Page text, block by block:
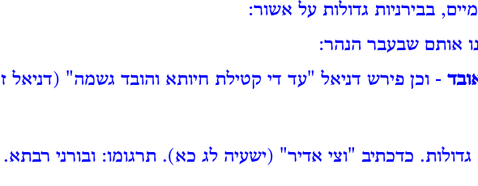
בבירניות גדולות על אשור:
אותם שבעבר הנהר:
- וכן פירש דניאל "עד די קטילת חיותא והובד גשמה" (דניאל ז
כדכתיב "וצי אדיר" (ישעיה לג כא). תרגומו: ובורני רבתא.